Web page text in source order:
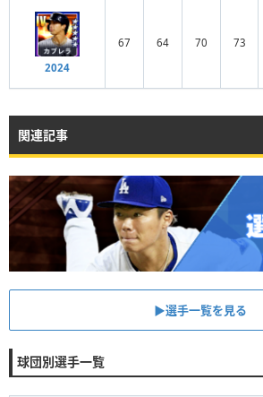
2024
67 64 70 73
関連記事
▶︎選手一覧を見る
球団別選手一覧